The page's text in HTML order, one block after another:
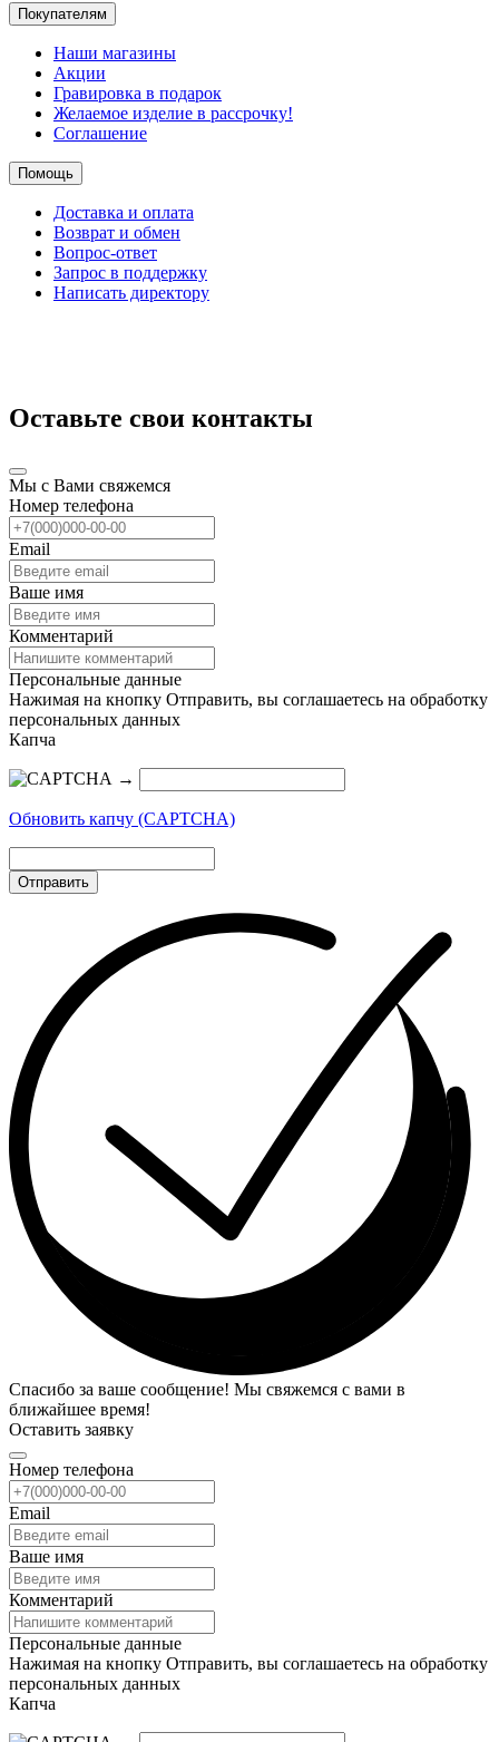
Покупателям
Наши магазины
Акции
Гравировка в подарок
Желаемое изделие в рассрочку!
Соглашение
Помощь
Доставка и оплата
Возврат и обмен
Вопрос-ответ
Запрос в поддержку
Написать директору
Оставьте свои контакты
Мы с Вами свяжемся
Номер телефона
Email
Ваше имя
Комментарий
Персональные данные
Нажимая на кнопку Отправить, вы соглашаетесь на обработку
персональных данных
Капча
→
Обновить капчу (CAPTCHA)
Отправить
Спасибо за ваше сообщение! Мы свяжемся с вами в
ближайшее время!
Оставить заявку
Номер телефона
Email
Ваше имя
Комментарий
Персональные данные
Нажимая на кнопку Отправить, вы соглашаетесь на обработку
персональных данных
Капча